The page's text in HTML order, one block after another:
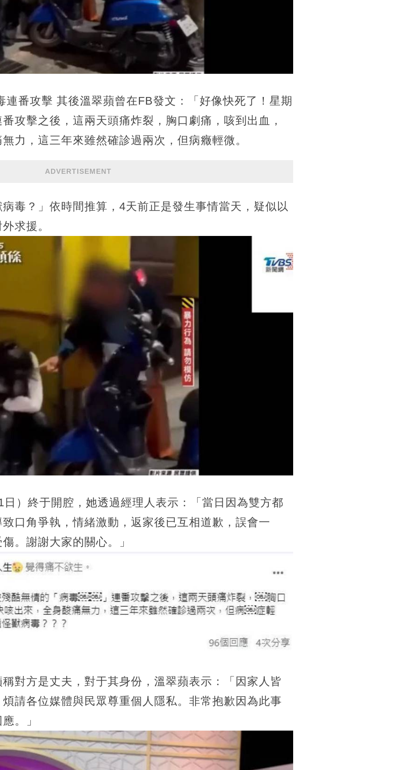
連番攻擊 其後溫翠蘋曾在FB發文：「好像快死了！星期
攻擊之後，這兩天頭痛炸裂，胸口劇痛，咳到出血，
力，這三年來雖然確診過兩次，但病癥輕微。
ADVERTISEMENT
毒？」依時間推算，4天前正是發生事情當天，疑似以
求援。
）終于開腔，她透過經理人表示：「當日因為雙方都
口角爭執，情緒激動，返家後已互相道歉，誤會一
。謝謝大家的關心。」
對方是丈夫，對于其身份，溫翠蘋表示：「因家人皆
請各位媒體與民眾尊重個人隱私。非常抱歉因為此事
。」